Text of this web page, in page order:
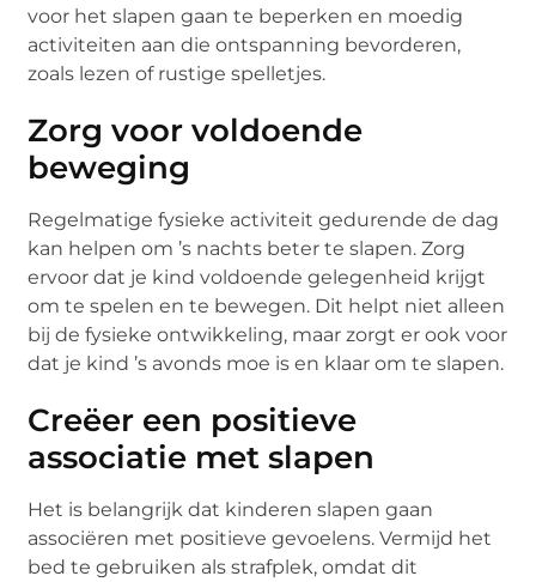
voor het slapen gaan te beperken en moedig
activiteiten aan die ontspanning bevorderen,
zoals lezen of rustige spelletjes.
Zorg voor voldoende
beweging
Regelmatige fysieke activiteit gedurende de dag
kan helpen om ’s nachts beter te slapen. Zorg
ervoor dat je kind voldoende gelegenheid krijgt
om te spelen en te bewegen. Dit helpt niet alleen
bij de fysieke ontwikkeling, maar zorgt er ook voor
dat je kind ’s avonds moe is en klaar om te slapen.
Creëer een positieve
associatie met slapen
Het is belangrijk dat kinderen slapen gaan
associëren met positieve gevoelens. Vermijd het
bed te gebruiken als strafplek, omdat dit